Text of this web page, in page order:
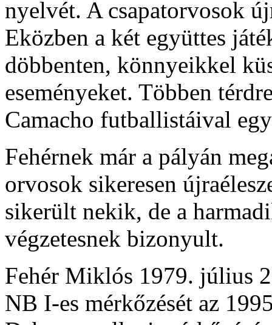
nyelvét. A csapatorvosok
Eközben a két együttes
döbbenten, könnyeikkel
eseményeket. Többen
Camacho futballistáival
Fehérnek már a pályán
orvosok sikeresen
sikerült nekik, de a
végzetesnek bizonyult.
Fehér Miklós 1979. július
NB I-es mérkőzését az